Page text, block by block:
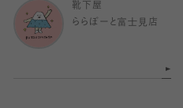
靴下屋
ららぽーと富士見店